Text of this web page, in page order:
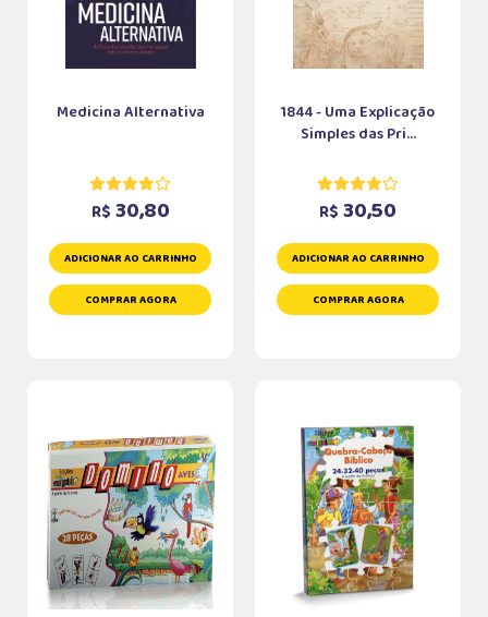
Medicina Alternativa
R$ 30,80
ADICIONAR AO CARRINHO
COMPRAR AGORA
1844 - Uma Explicação
Simples das Pri...
R$ 30,50
ADICIONAR AO CARRINHO
COMPRAR AGORA